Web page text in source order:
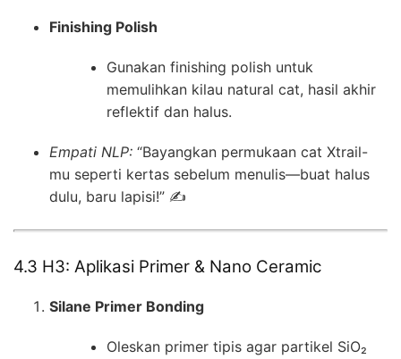
Finishing Polish
Gunakan finishing polish untuk
memulihkan kilau natural cat, hasil akhir
reflektif dan halus.
Empati NLP: “Bayangkan permukaan cat Xtrail-
mu seperti kertas sebelum menulis—buat halus
dulu, baru lapisi!” ✍️
4.3 H3: Aplikasi Primer & Nano Ceramic
Silane Primer Bonding
Oleskan primer tipis agar partikel SiO₂